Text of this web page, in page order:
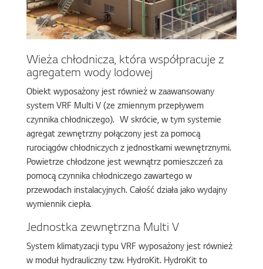
Wieża chłodnicza, która współpracuje z
agregatem wody lodowej
Obiekt wyposażony jest również w zaawansowany
system VRF Multi V (ze zmiennym przepływem
czynnika chłodniczego). W skrócie, w tym systemie
agregat zewnętrzny połączony jest za pomocą
rurociągów chłodniczych z jednostkami wewnętrznymi.
Powietrze chłodzone jest wewnątrz pomieszczeń za
pomocą czynnika chłodniczego zawartego w
przewodach instalacyjnych. Całość działa jako wydajny
wymiennik ciepła.
Jednostka zewnętrzna Multi V
System klimatyzacji typu VRF wyposażony jest również
w moduł hydrauliczny tzw. HydroKit. HydroKit to